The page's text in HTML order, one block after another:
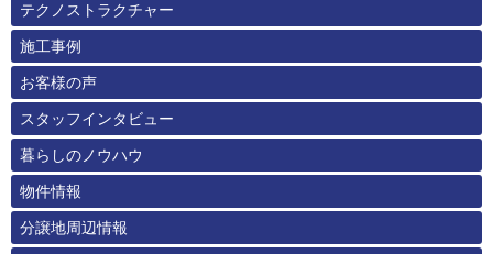
テクノストラクチャー
施工事例
お客様の声
スタッフインタビュー
暮らしのノウハウ
物件情報
分譲地周辺情報